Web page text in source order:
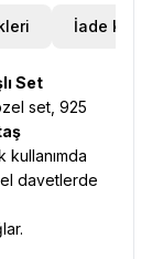
İade
Set
set, 925
kullanımda
davetlerde